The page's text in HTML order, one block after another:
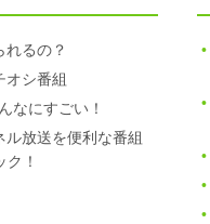
れるの？
オシ番組
なにすごい！
ル放送を便利な番組
！